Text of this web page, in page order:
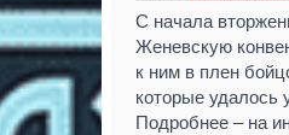
С начала
Женевскую
к ним в плен
которые удалось
Подробнее – на